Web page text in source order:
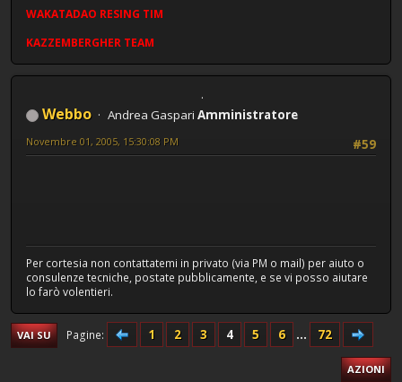
WAKATADAO RESING TIM
KAZZEMBERGHER TEAM
Webbo Andrea Gaspari Amministratore
#59
Novembre 01, 2005, 15:30:08 PM
Per cortesia non contattatemi in privato (via PM o mail) per aiuto o
consulenze tecniche, postate pubblicamente, e se vi posso aiutare
lo farò volentieri.
VAI SU Pagine 1 2 3 4 5 6 ... 72
AZIONI